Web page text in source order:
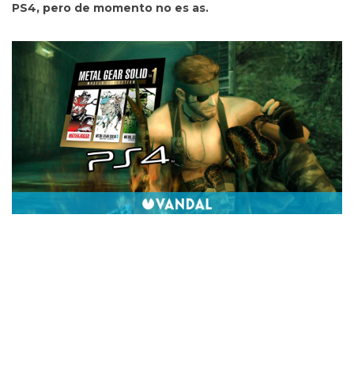
PS4, pero de momento no es as.